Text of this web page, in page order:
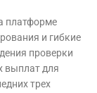
платформе
и гибкие
проверки
выплат для
трех